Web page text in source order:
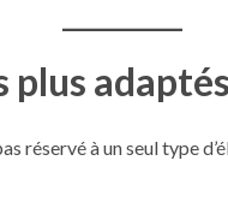
plus
réservé à un seul type